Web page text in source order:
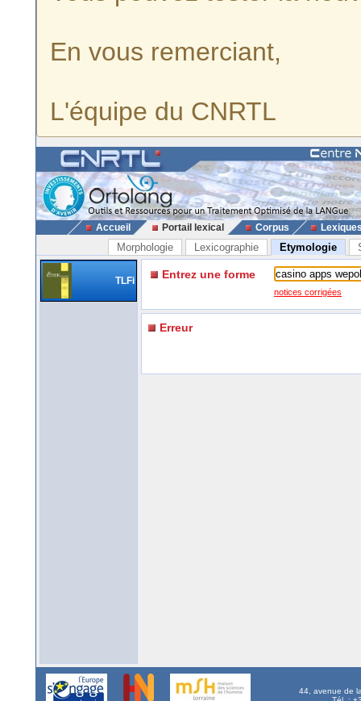
En vous remerciant,
L'équipe du CNRTL
Accueil Portail lexical Corpus
Morphologie Lexicographie Etymologie
TLFi Entrez une forme
notices corrigées
Erreur
44, avenue de